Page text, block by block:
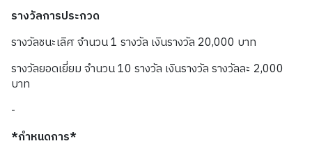
รางวัลการประกวด
รางวัลชนะเลิศ จำนวน 1 รางวัล เงินรางวัล 20,000 บาท
รางวัลยอดเยี่ยม จำนวน 10 รางวัล เงินรางวัล รางวัลละ 2,000
บาท
-
*กำหนดการ*